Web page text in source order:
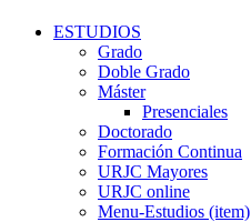
ESTUDIOS
Grado
Doble Grado
Máster
Presenciales
Doctorado
Formación Continua
URJC Mayores
URJC online
Menu-Estudios (item)